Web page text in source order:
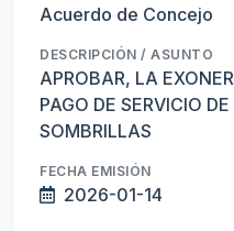
Acuerdo de Concejo
DESCRIPCIÓN / ASUNTO
APROBAR, LA
PAGO DE SERVICIO
SOMBRILLAS
FECHA EMISIÓN
2026-01-14